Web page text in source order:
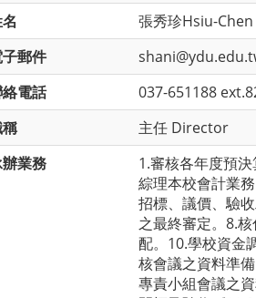
張秀珍Hsiu-
子郵件
電話
037-651188
主任 Director
業務
1.審核各年度預
綜理本校會計業
招標、議價、驗
之最終審定。8.
配。10.學校資金
核會議之資料準
專責小組會議之